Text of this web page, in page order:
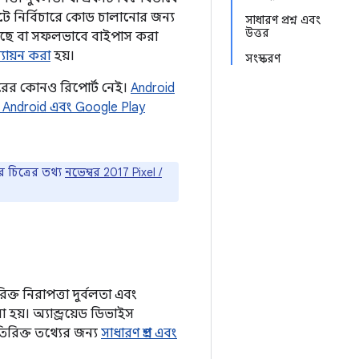
সাধারণ প্রশ্ন এবং
উত্তর
সংস্করণ
নির্বিচারে কোড চালানোর জন্য
বা সফলভাবে বাইপাস করা
করাহয়।
কোনও রিপোর্ট নেই। Android
এবং Google Play
তথ্য নভেম্বর 2017 Pixel /
নিরাপত্তা দুর্বলতা এবং
হয়। অ্যান্ড্রয়েড ডিভাইস
তথ্যের জন্য সাধারণ প্রশ্ন এবং